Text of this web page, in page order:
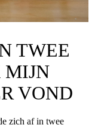
TWEE
MIJN
VOND
zich af in twee